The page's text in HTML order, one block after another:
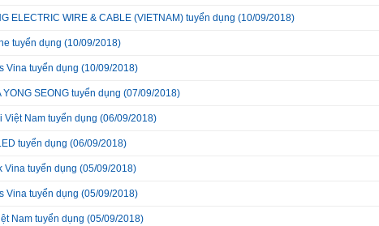
ELECTRIC WIRE & CABLE (VIETNAM) tuyển dụng (10/09/2018)
tuyển dụng (10/09/2018)
Vina tuyển dụng (10/09/2018)
SEONG tuyển dụng (07/09/2018)
Việt Nam tuyển dụng (06/09/2018)
tuyển dụng (06/09/2018)
Vina tuyển dụng (05/09/2018)
Vina tuyển dụng (05/09/2018)
Nam tuyển dụng (05/09/2018)